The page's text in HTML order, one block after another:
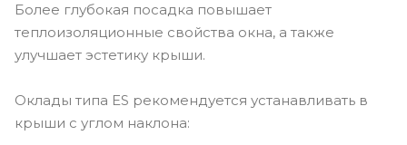
Более глубокая посадка повышает
теплоизоляционные свойства окна, а также
улучшает эстетику крыши.
Оклады типа ES рекомендуется устанавливать в
крыши с углом наклона: